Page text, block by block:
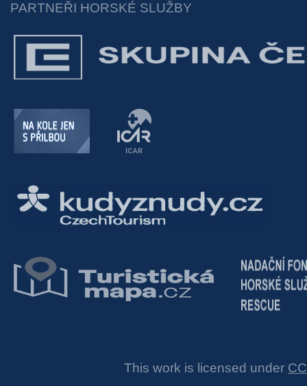
PARTNEŘI HORSKÉ SLUŽBY
This work is licensed under